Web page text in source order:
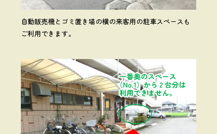
自動販売機とゴミ置き場の横の来客用の駐車スペースも
ご利用できます。